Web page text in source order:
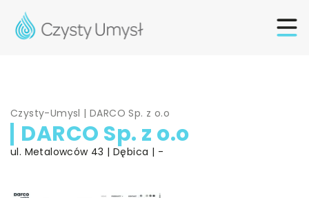
Czysty-Umysl |DARCO Sp. z o.o
DARCO Sp. z o.o
ul. Metalowców 43 | Dębica | -